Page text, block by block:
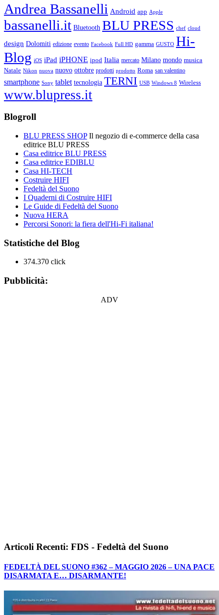
Andrea Bassanelli Android app Apple
bassanelli.it Bluetooth BLU PRESS chef cloud
design Dolomiti edizione evento Facebook Full HD gamma GUSTO Hi-
Blog iOS iPad iPHONE ipod Italia mercato Milano mondo musica
Natale Nikon nuova nuovo ottobre prodotti prodotto Roma san valentino
smartphone Sony tablet tecnologia TERNI USB Windows 8 Wireless
www.blupress.it
Blogroll
BLU PRESS SHOPIl negozio di e-commerce della casa
editrice BLU PRESS
Casa editrice BLU PRESS
Casa editrice EDIBLU
Casa HI-TECH
Costruire HIFI
Fedeltà del Suono
I Quaderni di Costruire HIFI
Le Guide di Fedeltà del Suono
Nuova HERA
Percorsi Sonori: la fiera dell'Hi-Fi italiana!
Statistiche del Blog
374.370 click
Pubblicità:
ADV
Articoli Recenti: FDS - Fedeltà del Suono
FEDELTÀ DEL SUONO #362 – MAGGIO 2026 – UNA PACE
DISARMATA E… DISARMANTE!